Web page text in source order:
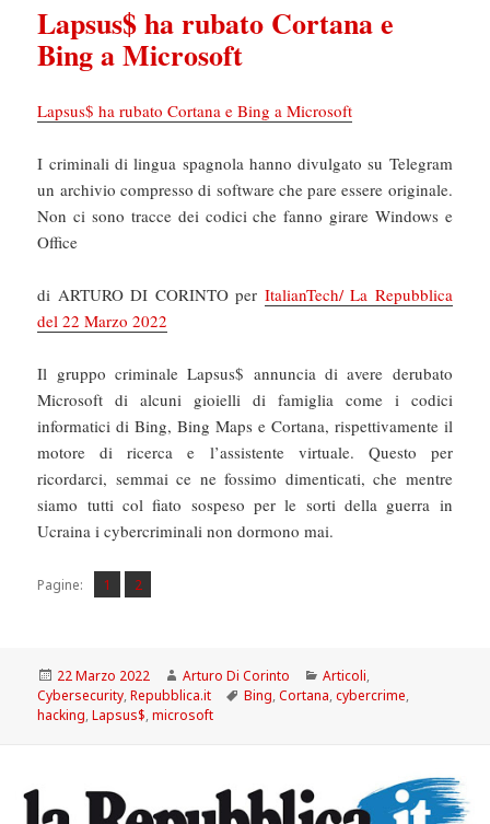
Lapsus$ ha rubato Cortana e
Bing a Microsoft
Lapsus$ ha rubato Cortana e Bing a Microsoft
I criminali di lingua spagnola hanno divulgato su Telegram
un archivio compresso di software che pare essere originale.
Non ci sono tracce dei codici che fanno girare Windows e
Office
di ARTURO DI CORINTO per ItalianTech/ La Repubblica
del 22 Marzo 2022
Il gruppo criminale Lapsus$ annuncia di avere derubato
Microsoft di alcuni gioielli di famiglia come i codici
informatici di Bing, Bing Maps e Cortana, rispettivamente il
motore di ricerca e l’assistente virtuale. Questo per
ricordarci, semmai ce ne fossimo dimenticati, che mentre
siamo tutti col fiato sospeso per le sorti della guerra in
Ucraina i cybercriminali non dormono mai.
Pagine: Pagina
1 ,
Pagina
2
Scritto
il
22 Marzo 2022 Autore
Arturo Di Corinto Categorie
Articoli,
Cybersecurity,Repubblica.it Tag
Bing,Cortana,cybercrime,
hacking,Lapsus$,microsoft